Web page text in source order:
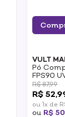
VULT
Pó
FPS90
Escuro
R$ 87,99
R$
ou 1x de
ou R$